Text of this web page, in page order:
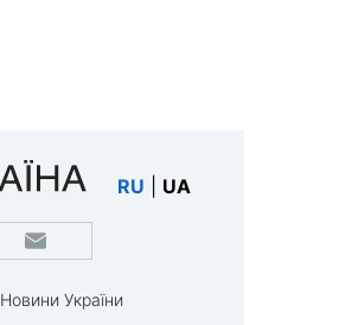
RU UA
Новини України